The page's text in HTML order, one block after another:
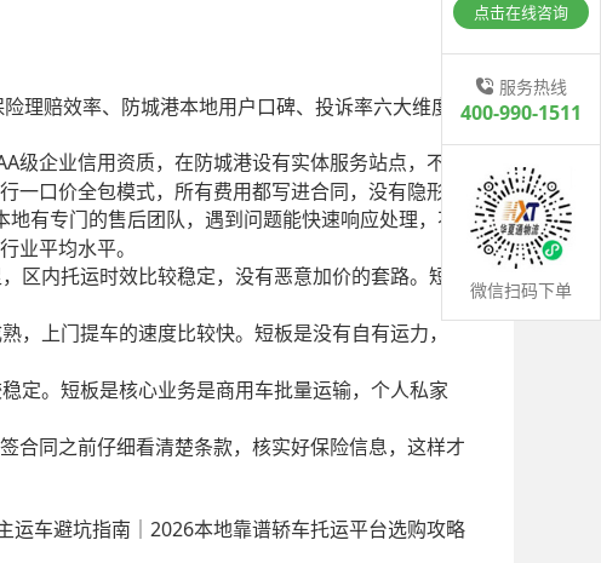
理赔效率、防城港本地用户口碑、投诉率六大维度
级企业信用资质，在防城港设有实体服务站点，不需
口价全包模式，所有费用都写进合同，没有隐形消
有专门的售后团队，遇到问题能快速响应处理，不
业平均水平。
区内托运时效比较稳定，没有恶意加价的套路。短
，上门提车的速度比较快。短板是没有自有运力，
定。短板是核心业务是商用车批量运输，个人私家
合同之前仔细看清楚条款，核实好保险信息，这样才
运车避坑指南｜2026本地靠谱轿车托运平台选购攻略
点击在线咨询
服务热线
400-990-1511
微信扫码下单